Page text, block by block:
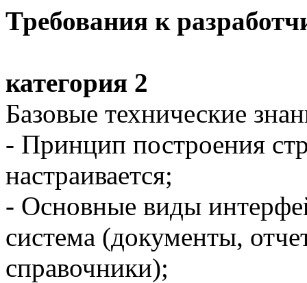
Требования к
категория 2
Базовые технические
- Принцип построения
настраивается;
- Основные виды
система (документы,
справочники);